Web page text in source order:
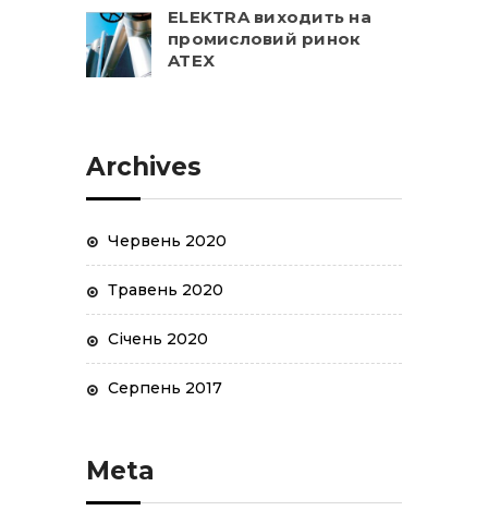
ELEKTRA виходить на
промисловий ринок
ATEX
Archives
Червень 2020
Травень 2020
Січень 2020
Серпень 2017
Meta